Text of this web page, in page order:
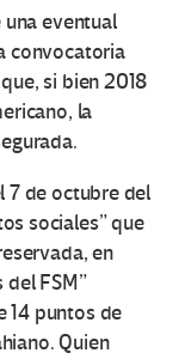
eventual
convocatoria
si bien 2018
la
7 de octubre del
sociales” que
en
FSM”
14 puntos de
Quien